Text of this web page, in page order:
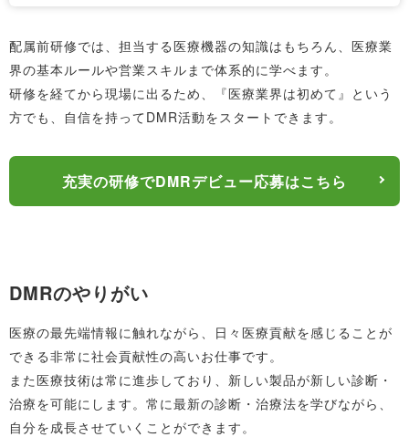
継続的なサポート
配属後は、プロジェクトマネージャー（PM）が1対1の面
談を通じて業務をフォローします。定期的なプロジェク
率的な解決策を模索します。
これにより、未経験者でも不安を感じることなく現場に
馴染むことができます。
現場に立つことが可能です。研修と現場サポートの両輪
また、トラブル時の迅速なフォロー体制や相談しやすい
環境が整っており、長期的なキャリア形成を支援してい
ます。このような手厚いサポートにより、DMRとして自
信を持って活躍できる環境が提供されています。
配属前研修では、担当する医療機器の知識はもちろん、医療業
界の基本ルールや営業スキルまで体系的に学べます。
研修を経てから現場に出るため、『医療業界は初めて』という
方でも、自信を持ってDMR活動をスタートできます。
充実の研修でDMRデビュー応募はこちら
DMRのやりがい
医療の最先端情報に触れながら、日々医療貢献を感じることが
できる非常に社会貢献性の高いお仕事です。
また医療技術は常に進歩しており、新しい製品が新しい診断・
治療を可能にします。常に最新の診断・治療法を学びながら、
自分を成長させていくことができます。